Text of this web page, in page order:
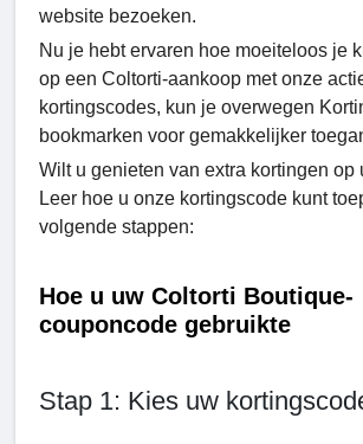
website bezoeken.
Nu je hebt ervaren hoe moeiteloos je
op een Coltorti-aankoop met onze
kortingscodes, kun je overwegen
bookmarken voor gemakkelijker
Wilt u genieten van extra kortingen op
Leer hoe u onze kortingscode kunt
volgende stappen:
Hoe u uw Coltorti Boutiquе-
couponcode gebruiktе
Stap 1: Kies uw